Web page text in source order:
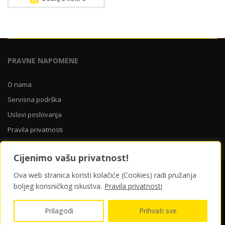
Cijenimo vašu privatnost!
Ova web stranica koristi kolačiće (Cookies) radi pružanja
boljeg korisničkog iskustva. Pravila privatnosti
Prilagodi Prihvati sve
PRAVNE NAPOMENE
O nama
Servisna podrška
Uslovi poslovanja
Pravila privatnosti
O nama Servisna podrška
Uslovi poslovanja
Pravila privatnosti
© 2026 Yellow Store Bosna i Hercegovina | ponosno pokreće